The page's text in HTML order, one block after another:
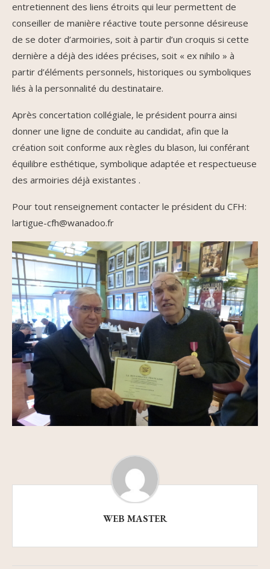
entretiennent des liens étroits qui leur permettent de
conseiller de manière réactive toute personne désireuse
de se doter d’armoiries, soit à partir d’un croquis si cette
dernière a déjà des idées précises, soit « ex nihilo » à
partir d’éléments personnels, historiques ou symboliques
liés à la personnalité du destinataire.
Après concertation collégiale, le président pourra ainsi
donner une ligne de conduite au candidat, afin que la
création soit conforme aux règles du blason, lui conférant
équilibre esthétique, symbolique adaptée et respectueuse
des armoiries déjà existantes .
Pour tout renseignement contacter le président du CFH:
lartigue-cfh@wanadoo.fr
WEB MASTER